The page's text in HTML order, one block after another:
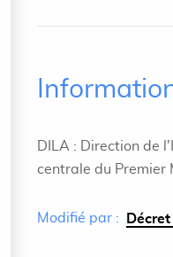
DILA : Direction
centrale du Premier
Modifié par :